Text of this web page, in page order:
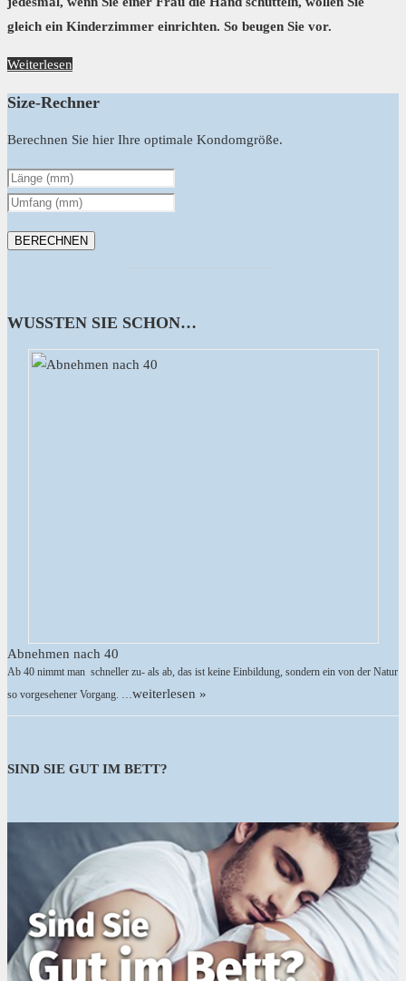
gleich ein Kinderzimmer einrichten. So beugen Sie vor.
Weiterlesen
Size-Rechner
Berechnen Sie hier Ihre optimale Kondomgröße.
WUSSTEN SIE SCHON…
Abnehmen nach 40
Ab 40 nimmt man schneller zu- als ab, das ist keine Einbildung, sondern ein von der Natur
so vorgesehener Vorgang. …weiterlesen »
SIND SIE GUT IM BETT?